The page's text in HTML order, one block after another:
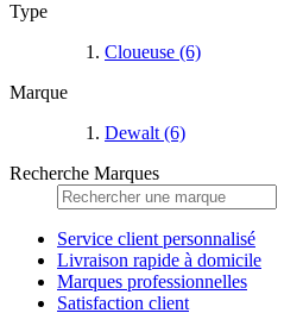
Type
Cloueuse (6)
Marque
Dewalt (6)
Recherche Marques
Service client personnalisé
Livraison rapide à domicile
Marques professionnelles
Satisfaction client